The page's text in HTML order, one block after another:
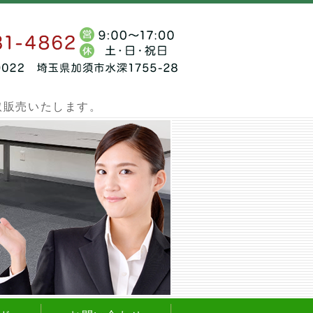
ーペット買取販売 中古タイルカーペット.net
売いたします。